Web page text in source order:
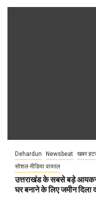
Dehardun Newsbeat खबर
सोशल मीडिया वायरल
उत्तराखंड के सबसे बड़े आयकर
घर बनाने के लिए जमीन दिला